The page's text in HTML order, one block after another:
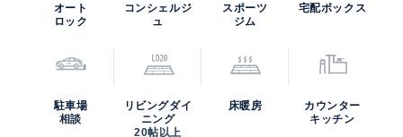
オート
ロック
コンシェルジ
ュ
スポーツ
ジム
宅配ボックス
駐車場
相談
リビングダイ
ニング
20帖以上
床暖房
カウンター
キッチン